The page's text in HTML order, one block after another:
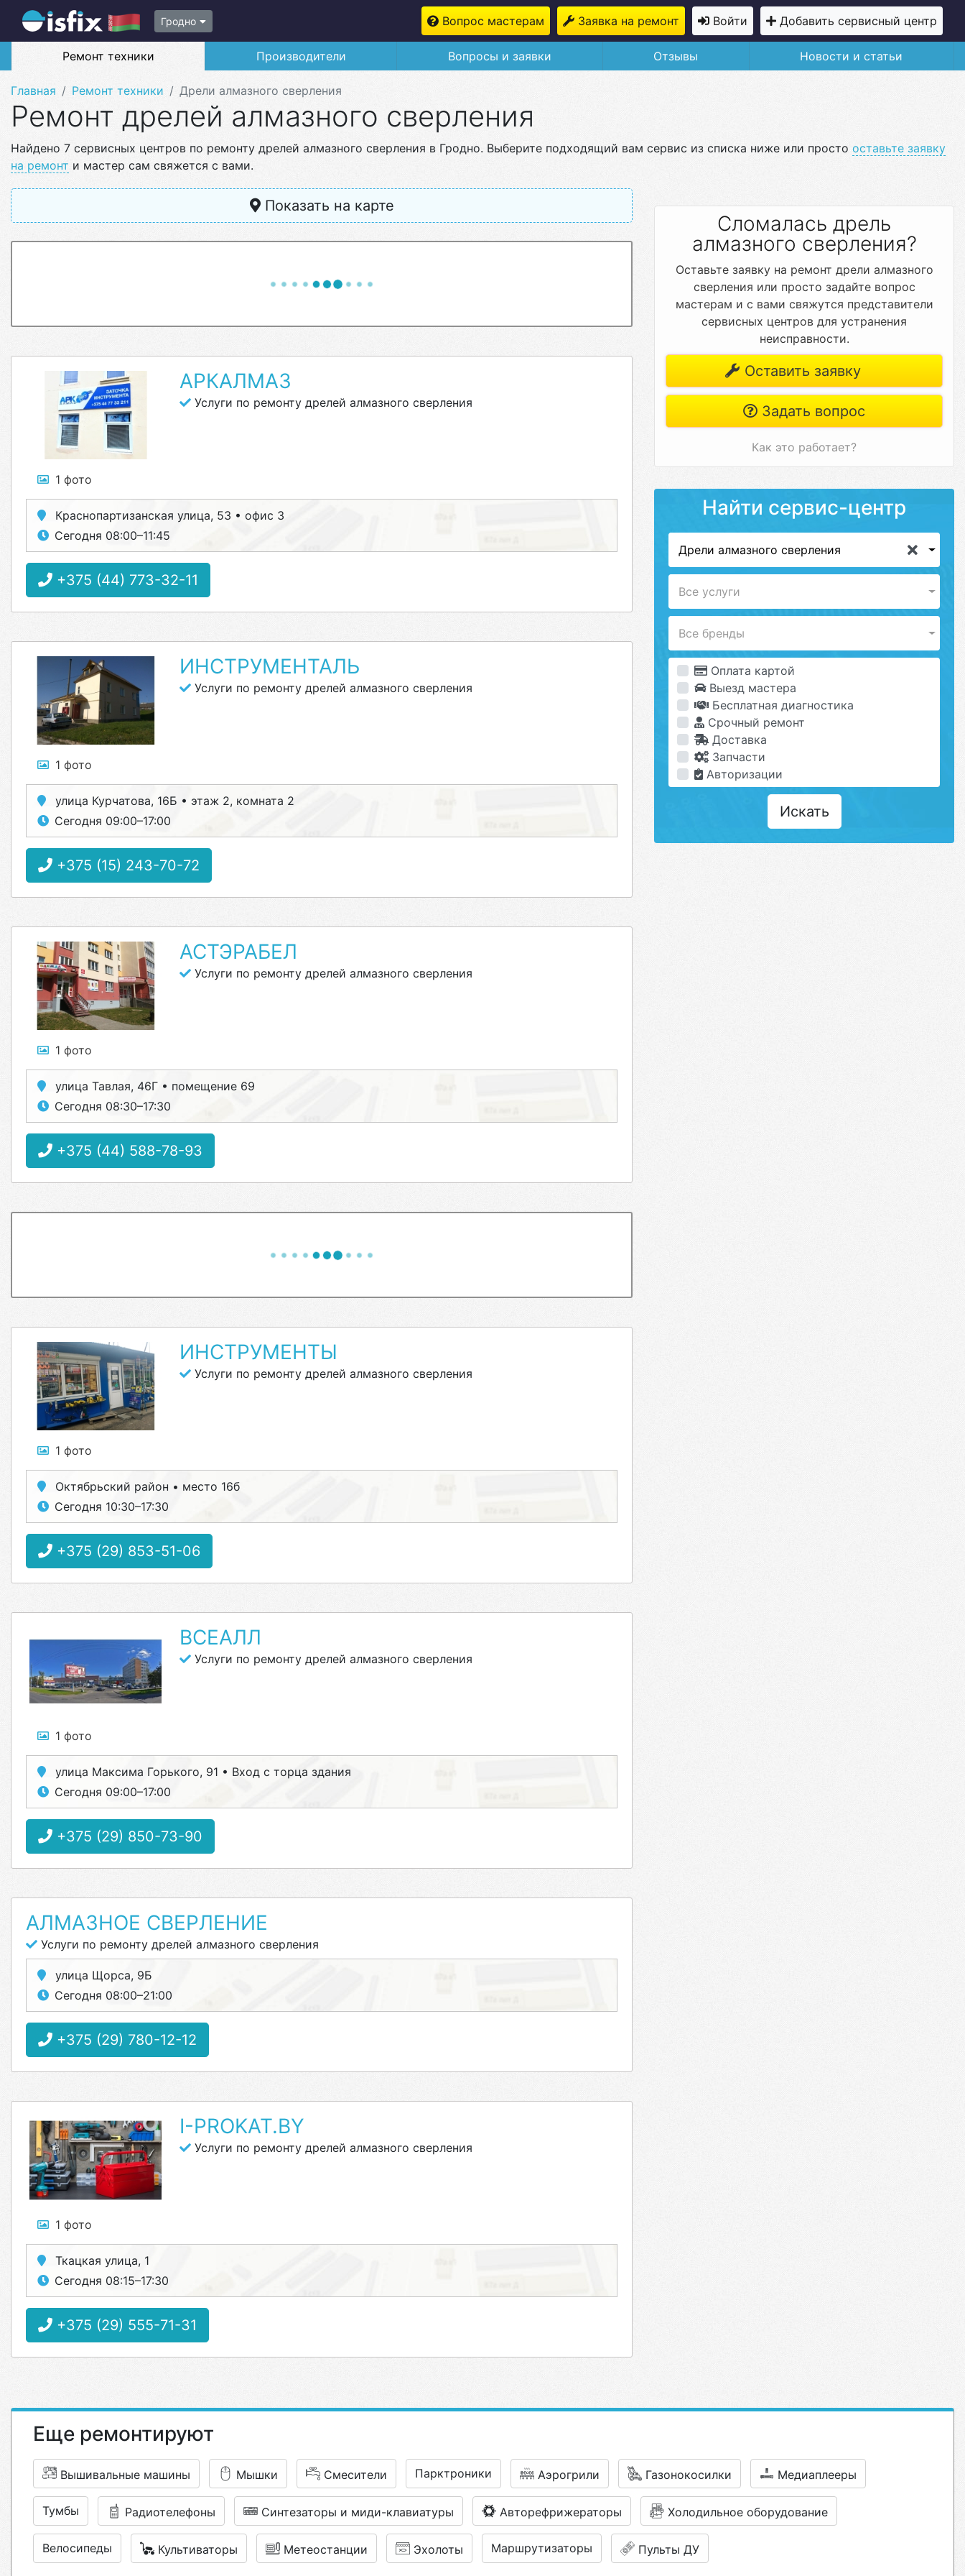
Гродно Вопрос мастерам Заявка на ремонт Войти Добавить сервисный центр
Ремонт техники Производители Вопросы и заявки Отзывы Новости и статьи
Главная Ремонт техники Дрели алмазного сверления
Ремонт дрелей алмазного сверления
Найдено 7 сервисных центров по ремонту дрелей алмазного сверления в Гродно. Выберите подходящий вам сервис из списка ниже или просто оставьте заявку
на ремонт и мастер сам свяжется с вами.
Показать на карте
1 фото
АРКАЛМАЗ
Услуги по ремонту дрелей алмазного сверления
Краснопартизанская улица, 53 • офис 3
Сегодня 08:00–11:45
+375 (44) 773-32-11
1 фото
ИНСТРУМЕНТАЛЬ
Услуги по ремонту дрелей алмазного сверления
улица Курчатова, 16Б • этаж 2, комната 2
Сегодня 09:00–17:00
+375 (15) 243-70-72
1 фото
АСТЭРАБЕЛ
Услуги по ремонту дрелей алмазного сверления
улица Тавлая, 46Г • помещение 69
Сегодня 08:30–17:30
+375 (44) 588-78-93
1 фото
ИНСТРУМЕНТЫ
Услуги по ремонту дрелей алмазного сверления
Октябрьский район • место 16б
Сегодня 10:30–17:30
+375 (29) 853-51-06
1 фото
ВСЕАЛЛ
Услуги по ремонту дрелей алмазного сверления
улица Максима Горького, 91 • Вход с торца здания
Сегодня 09:00–17:00
+375 (29) 850-73-90
АЛМАЗНОЕ СВЕРЛЕНИЕ
Услуги по ремонту дрелей алмазного сверления
улица Щорса, 9Б
Сегодня 08:00–21:00
+375 (29) 780-12-12
1 фото
I-PROKAT.BY
Услуги по ремонту дрелей алмазного сверления
Ткацкая улица, 1
Сегодня 08:15–17:30
+375 (29) 555-71-31
Сломалась дрель
алмазного сверления?
Оставьте заявку на ремонт дрели алмазного
сверления или просто задайте вопрос
мастерам и с вами свяжутся представители
сервисных центров для устранения
неисправности.
Оставить заявку
Задать вопрос
Как это работает?
Найти сервис-центр
Дрели алмазного сверления
Все услуги
Все бренды
Оплата картой
Выезд мастера
Бесплатная диагностика
Срочный ремонт
Доставка
Запчасти
Авторизации
Искать
Еще ремонтируют
Вышивальные машины Мышки Смесители Парктроники Аэрогрили Газонокосилки Медиаплееры
Тумбы Радиотелефоны Синтезаторы и миди-клавиатуры Авторефрижераторы Холодильное оборудование
Велосипеды Культиваторы Метеостанции Эхолоты Маршрутизаторы Пульты ДУ